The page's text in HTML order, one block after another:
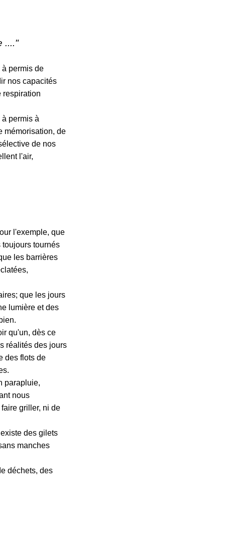
...."
permis de
nos capacités
respiration
permis à
mémorisation, de
de nos
l'air,
l'exemple, que
toujours tournés
les barrières
que les jours
lumière et des
qu'un, dès ce
réalités des jours
des flots de
parapluie,
nous
griller, ni de
des gilets
manches
déchets, des